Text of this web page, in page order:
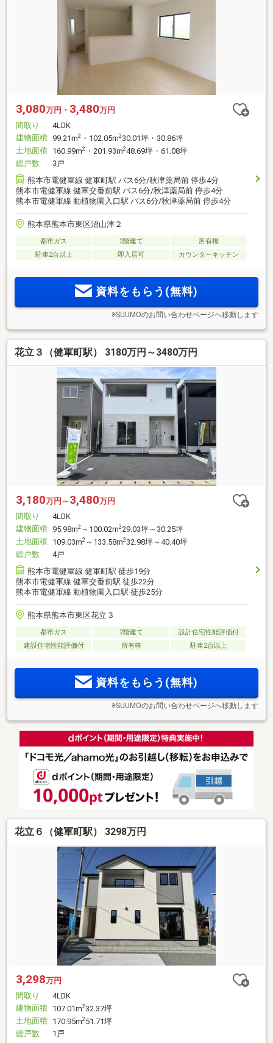
3,080万円・ 3,480万円
間取り
4LDK
建物面積 99.21m2 ・102.05m230.01坪・30.86坪
土地面積 160.99m2 ・201.93m248.69坪・61.08坪
総戸数
3戸
熊本市電健軍線 健軍町駅 バス6分/秋津薬局前 停歩4分
熊本市電健軍線 健軍交番前駅 バス6分/秋津薬局前 停歩4分
熊本市電健軍線 動植物園入口駅 バス6分/秋津薬局前 停歩4分
熊本県熊本市東区沼山津２
都市ガス 2階建て
所有権
駐車2台以上
即入居可 カウンターキッチン
資料をもらう(無料)
※SUUMOのお問い合わせページへ移動します
花立３（健軍町駅） 3180万円～3480万円
3,180万円～ 3,480万円
間取り
4LDK
建物面積 95.98m2 ～100.02m229.03坪～30.25坪
土地面積 109.03m2 ～133.58m2 32.98坪～40.40坪
総戸数
4戸
熊本市電健軍線 健軍町駅 徒歩19分
熊本市電健軍線 健軍交番前駅 徒歩22分
熊本市電健軍線 動植物園入口駅 徒歩25分
熊本県熊本市東区花立３
都市ガス 2階建て
設計住宅性能評価付
建設住宅性能評価付
所有権 駐車2台以上
資料をもらう(無料)
※SUUMOのお問い合わせページへ移動します
花立６（健軍町駅） 3298万円
3,298万円
間取り
4LDK
建物面積 107.01m2 32.37坪
土地面積 170.95m2 51.71坪
総戸数
1戸